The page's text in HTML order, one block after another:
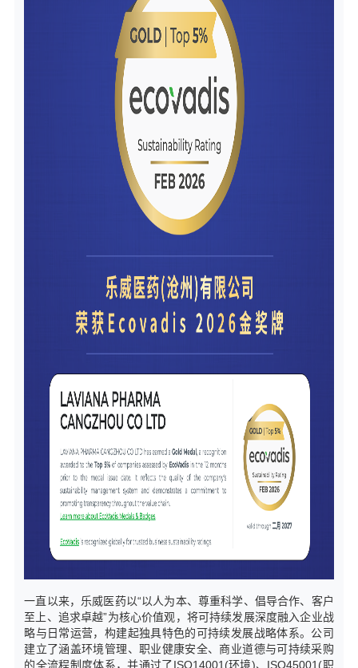
一直以来，乐威医药以“以人为本、尊重科学、倡导合作、客户
至上、追求卓越”为核心价值观，将可持续发展深度融入企业战
略与日常运营，构建起独具特色的可持续发展战略体系。公司
建立了涵盖环境管理、职业健康安全、商业道德与可持续采购
的全流程制度体系，并通过了ISO14001(环境)、ISO45001(职